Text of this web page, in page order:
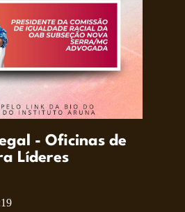
- Oficinas de
Líderes